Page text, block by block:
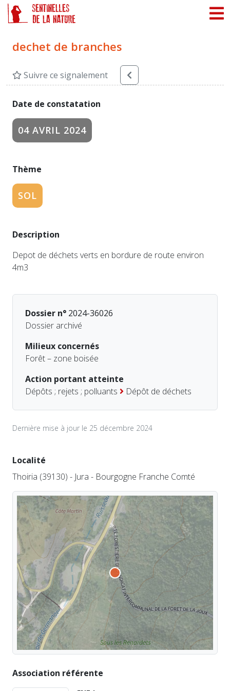
dechet de branches
Suivre ce signalement
Date de constatation
04 AVRIL 2024
Thème
SOL
Description
Depot de déchets verts en bordure de route environ
4m3
Dossier n° 2024-36026
Dossier archivé
Milieux concernés
Forêt – zone boisée
Action portant atteinte
Dépôts ; rejets ; polluants
Dépôt de déchets
Dernière mise à jour le 25 décembre 2024
Localité
Thoiria (39130) - Jura - Bourgogne Franche Comté
Association référente
Panneau de gestion des cookies